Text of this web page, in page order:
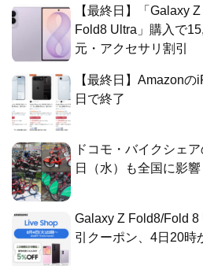
【最終日】「Galaxy
Fold8 Ultra」購入で
元・アクセサリ割引
【最終日】Amazon
日で終了
ドコモ・バイクシェ
日（水）も全国に影響
Galaxy Z Fold8/Fold 8
引クーポン、4日20時